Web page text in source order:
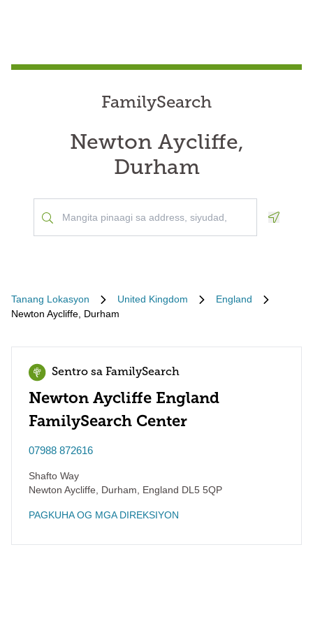
FamilySearch
Newton Aycliffe,
Durham
Tanang Lokasyon United Kingdom
England
Newton Aycliffe, Durham
Sentro sa FamilySearch
Newton Aycliffe England
FamilySearch Center
07988 872616
Shafto Way
Newton Aycliffe, Durham
England DL5 5QP
PAGKUHA OG MGA DIREKSIYON